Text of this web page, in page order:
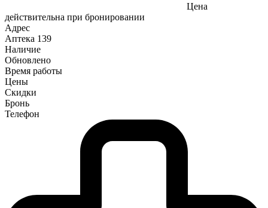
Цена
действительна при бронировании
Адрес
Аптека 139
Наличие
Обновлено
Время работы
Цены
Скидки
Бронь
Телефон